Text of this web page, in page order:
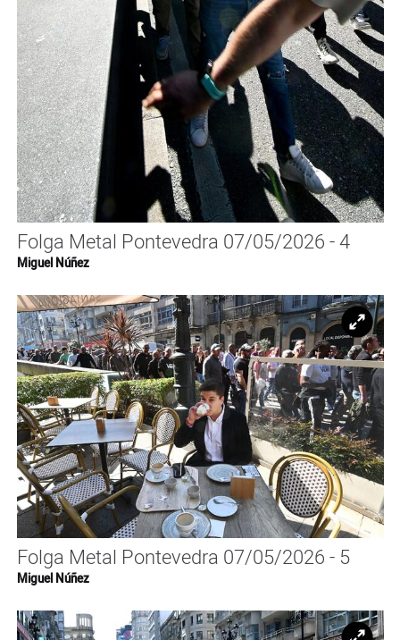
Folga Metal Pontevedra 07/05/2026 - 4
Miguel Núñez
Folga Metal Pontevedra 07/05/2026 - 5
Miguel Núñez